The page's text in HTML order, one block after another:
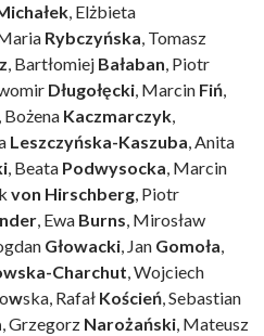
, Elżbieta
Rybczyńska, Tomasz
, Bartłomiej Bałaban, Piotr
Długołęcki, Marcin Fiń,
, Bożena Kaczmarczyk,
Leszczyńska-Kaszuba, Anita
, Beata Podwysocka, Marcin
von Hirschberg, Piotr
, Ewa Burns, Mirosław
Głowacki, Jan Gomoła,
Charchut, Wojciech
wska, Rafał Koścień, Sebastian
, Grzegorz Narożański, Mateusz